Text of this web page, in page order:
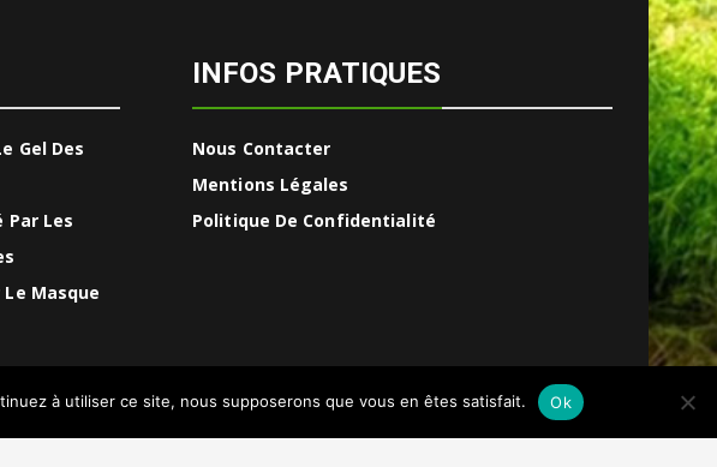
Gel Des
Par Les
Masque
INFOS PRATIQUES
Nous Contacter
Mentions Légales
Politique De Confidentialité
à utiliser ce site, nous supposerons que vous en êtes satisfait. Ok